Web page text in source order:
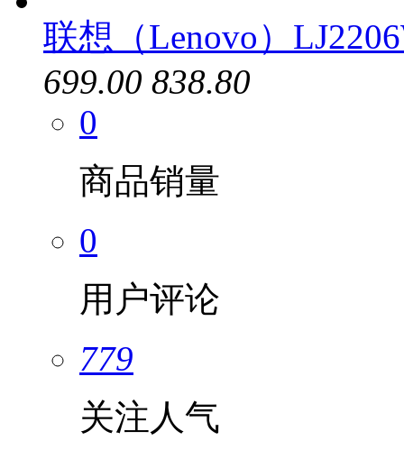
联想（Lenovo）
699.00 838.80
0
商品销量
0
用户评论
779
关注人气